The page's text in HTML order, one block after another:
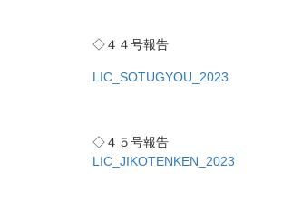
◇４４号報告
LIC_SOTUGYOU_2023
◇４５号報告
LIC_JIKOTENKEN_2023